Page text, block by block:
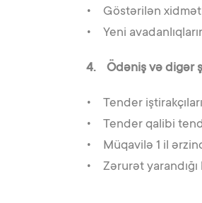
• Göstərilən
• Yeni
4. Ödəniş və digər
• Tender
• Tender qalibi
• Müqavilə 1 il
• Zərurət